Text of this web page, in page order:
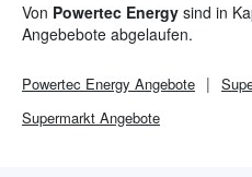
Von Powertec Energy sind in
Angebebote abgelaufen.
Powertec Energy Angebote
Supermarkt Angebote